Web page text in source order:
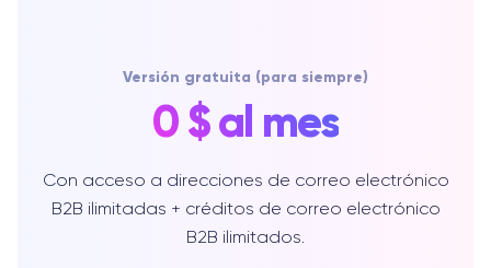
Versión gratuita (para siempre)
0 $ al mes
Con acceso a direcciones de correo electrónico
B2B ilimitadas + créditos de correo electrónico
B2B ilimitados.